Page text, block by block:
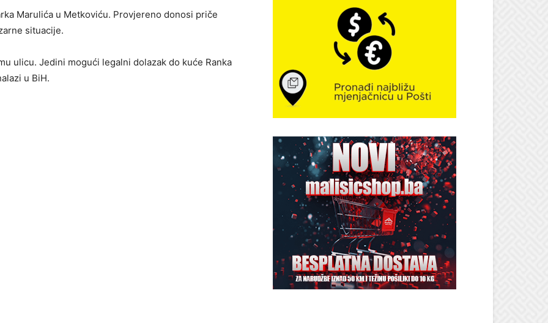
Marulića u Metkoviću. Provjereno donosi priče
situacije.
ulicu. Jedini mogući legalni dolazak do kuće Ranka
u BiH.